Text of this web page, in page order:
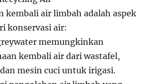
kembali air limbah adalah aspek
konservasi air:
memungkinkan
kembali air dari wastafel,
mesin cuci untuk irigasi.